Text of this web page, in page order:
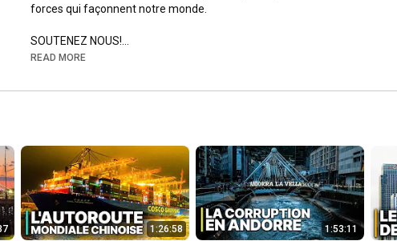
forces qui façonnent notre monde.
SOUTENEZ NOUS!
✘ Adhésion -
AUTRES DOCS!
#finances#documentaires #documentaire
COPYRIGHT: All of the films published by us are legally licensed.
We have acquired the rights (at least for specific territories)
from the rightholders by contract. If you have questions please
READ MORE
1:26:58 1:53:11